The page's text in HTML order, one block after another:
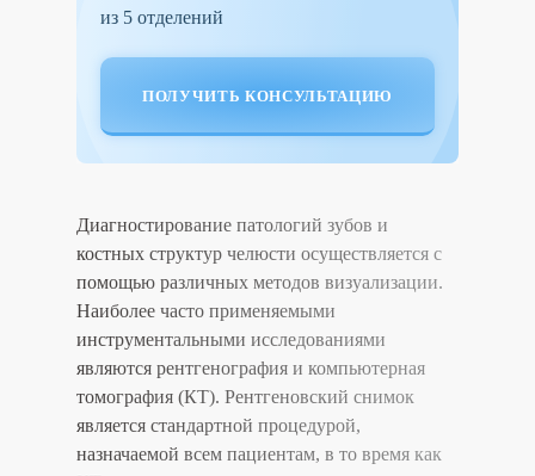
из 5 отделений
ПОЛУЧИТЬ КОНСУЛЬТАЦИЮ
Диагностирование патологий зубов и
костных структур челюсти осуществляется с
помощью различных методов визуализации.
Наиболее часто применяемыми
инструментальными исследованиями
являются рентгенография и компьютерная
томография (КТ). Рентгеновский снимок
является стандартной процедурой,
назначаемой всем пациентам, в то время как